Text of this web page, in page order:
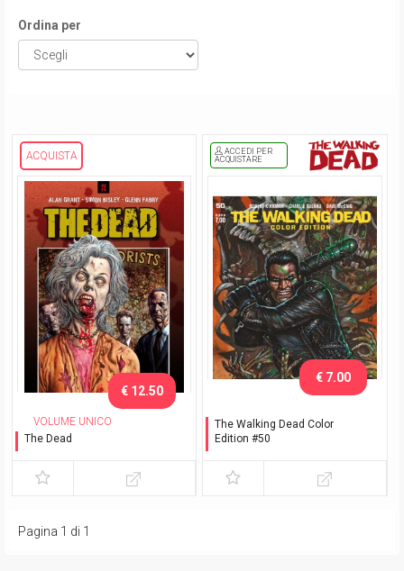
Ordina per
ACQUISTA
VOLUME UNICO
The Dead
€ 12.50
ACCEDI PER
ACQUISTARE
The Walking Dead Color
Edition #50
Romics 2025
€ 7.00
Pagina 1 di 1